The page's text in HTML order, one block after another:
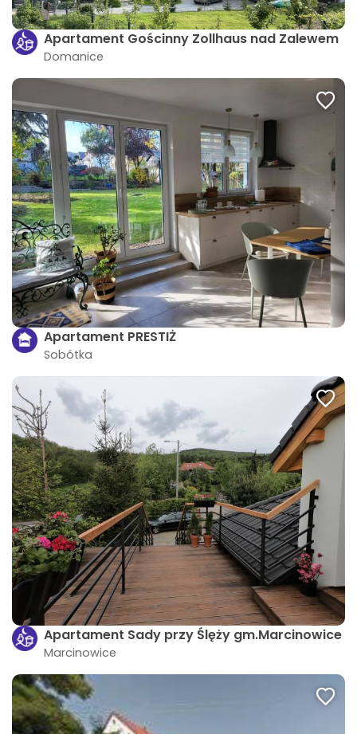
Apartament Gościnny Zollhaus nad Zalewem
Domanice
Apartament PRESTIŻ
Sobótka
Apartament Sady przy Ślęży gm.Marcinowice
Marcinowice